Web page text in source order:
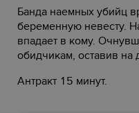
Банда наемных убийц
беременную невесту.
впадает в кому.
обидчикам, оставив на
Антракт 15 минут.